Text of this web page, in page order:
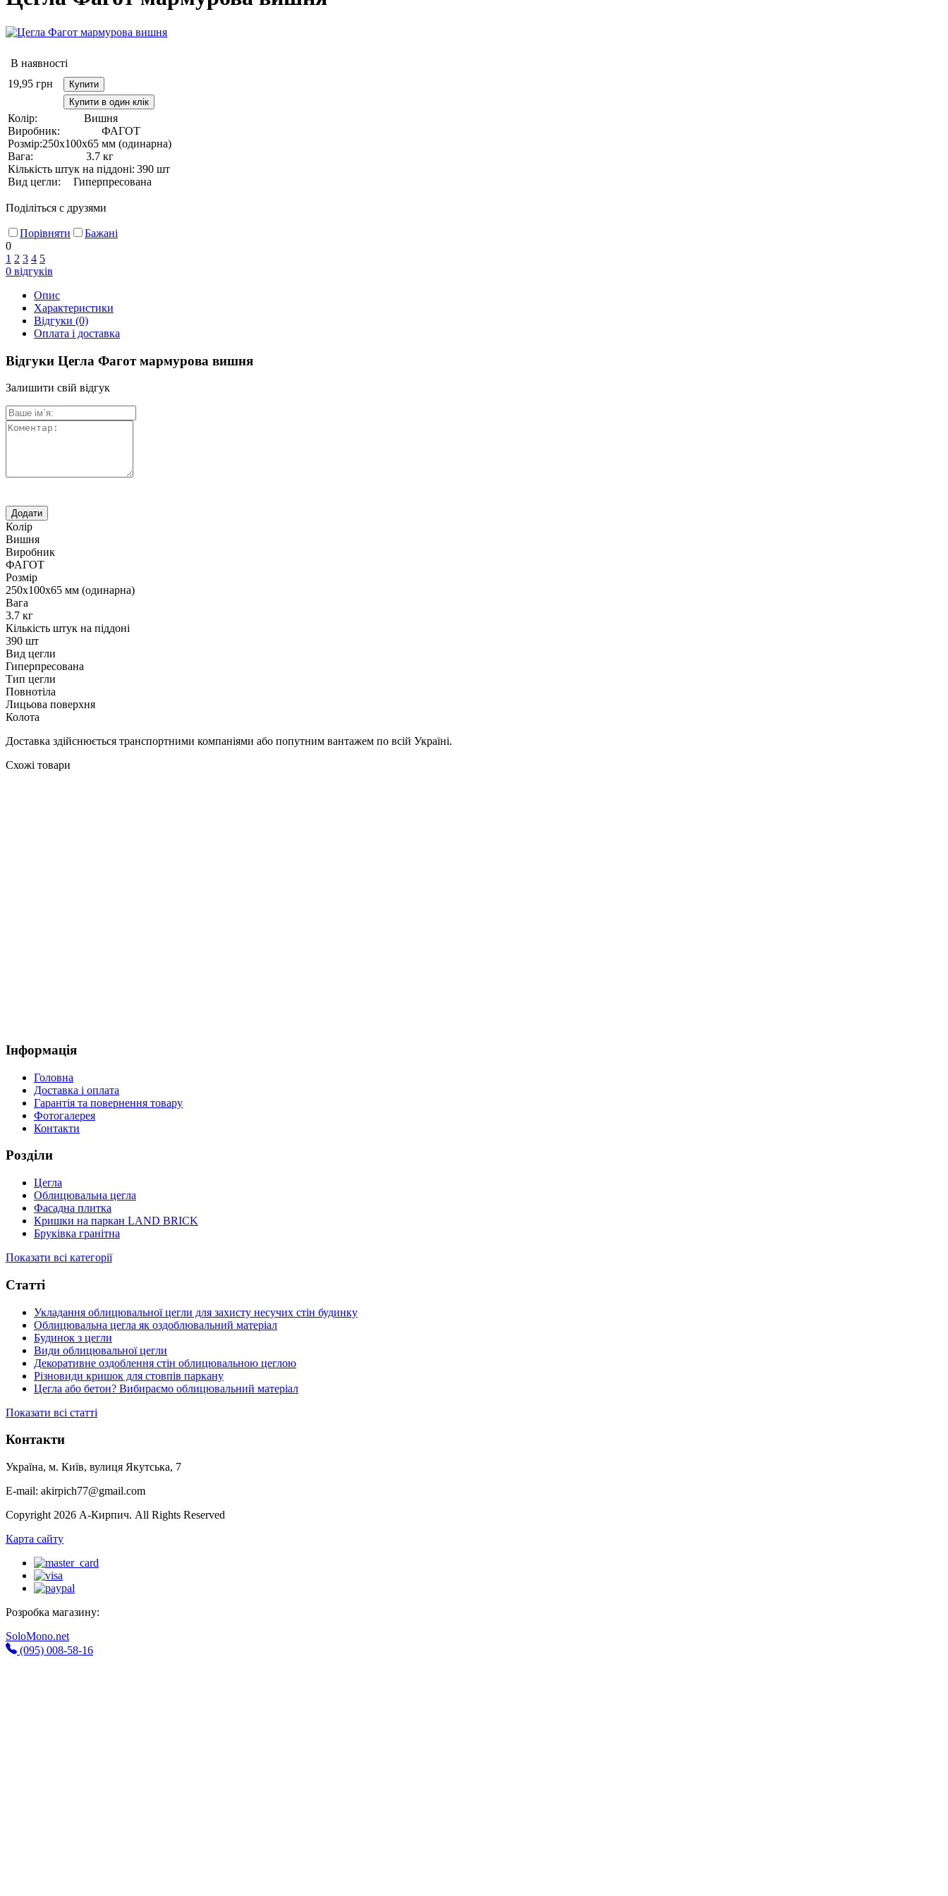
В наявності
19,95 грн
Купити
Купити в один клік
Колір:
Вишня
Виробник:
ФАГОТ
Розмір:250х100х65 мм (одинарна)
Вага:
3.7 кг
Кількість штук на піддоні: 390 шт
Вид цегли:
Гиперпресована
Поділіться с друзями
Порівняти
Бажані
0
1 2 3 4 5
0 відгуків
Опис
Характеристики
Відгуки (0)
Оплата і доставка
Відгуки Цегла Фагот мармурова вишня
Залишити свій відгук
Колір
Вишня
Виробник
ФАГОТ
Розмір
250х100х65 мм (одинарна)
Вага
3.7 кг
Кількість штук на піддоні
390 шт
Вид цегли
Гиперпресована
Тип цегли
Повнотіла
Лицьова поверхня
Колота
Доставка здійснюється транспортними компаніями або попутним вантажем по всій Україні.
Схожі товари
Інформація
Головна
Доставка і оплата
Гарантія та повернення товару
Фотогалерея
Контакти
Розділи
Цегла
Облицювальна цегла
Фасадна плитка
Кришки на паркан LAND BRICK
Бруківка гранітна
Показати всі категорії
Статті
Укладання облицювальної цегли для захисту несучих стін будинку
Облицювальна цегла як оздоблювальний матеріал
Будинок з цегли
Види облицювальної цегли
Декоративне оздоблення стін облицювальною цеглою
Різновиди кришок для стовпів паркану
Цегла або бетон? Вибираємо облицювальний матеріал
Показати всі статті
Контакти
Україна, м. Київ, вулиця Якутська, 7
E-mail: akirpich77@gmail.com
Copyright 2026 А-Кирпич. All Rights Reserved
Карта сайту
Розробка магазину:
SoloMono.net
(095) 008-58-16